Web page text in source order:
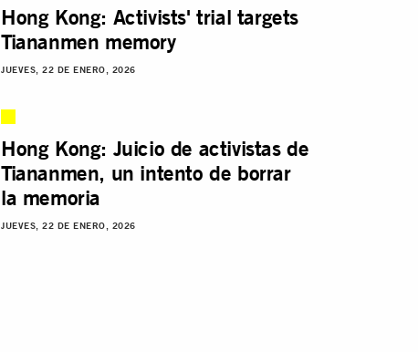
Hong Kong: Activists' trial targets
Tiananmen memory
JUEVES, 22 DE ENERO, 2026
Hong Kong: Juicio de activistas de
Tiananmen, un intento de borrar
la memoria
JUEVES, 22 DE ENERO, 2026